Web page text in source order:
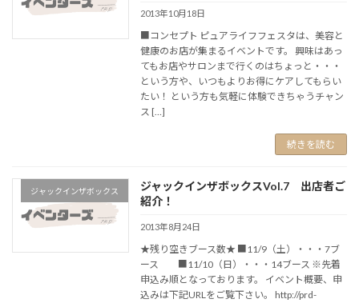
2013年10月18日
■コンセプト ピュアライフフェスタは、美容と
健康のお店が集まるイベントです。 興味はあっ
てもお店やサロンまで行くのはちょっと・・・
という方や、いつもよりお得にケアしてもらい
たい！ という方も気軽に体験できちゃうチャン
ス […]
続きを読む
ジャックインザボックス
ジャックインザボックスVol.7 出店者ご
紹介！
2013年8月24日
★残り空きブース数★ ■11/9（土）・・・7ブ
ース ■11/10（日）・・・14ブース ※先着
申込み順となっております。 イベント概要、申
込みは下記URLをご覧下さい。 http://prd-